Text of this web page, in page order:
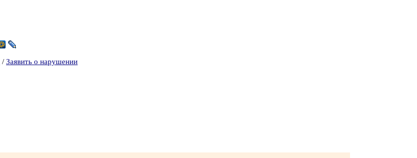
/ Заявить о нарушении